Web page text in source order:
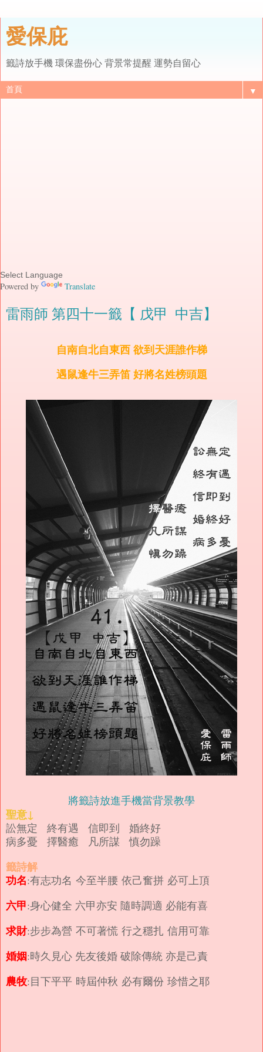
愛保庇
籤詩放手機 環保盡份心 背景常提醒 運勢自留心
▼
Powered by Translate
雷雨師 第四十一籤【 戊甲 中吉】
自南自北自東西 欲到天涯誰作梯
遇鼠逢牛三弄笛 好將名姓榜頭題
將籤詩放進手機當背景教學
聖意↓
訟無定 終有遇 信即到 婚終好
病多憂 擇醫癒 凡所謀 慎勿躁
籤詩解
功名:有志功名 今至半腰 依己奮拼 必可上頂
六甲:身心健全 六甲亦安 隨時調適 必能有喜
求財:步步為營 不可著慌 行之穩扎 信用可靠
婚姻:時久見心 先友後婚 破除傳統 亦是己責
農牧:目下平平 時屆仲秋 必有爾份 珍惜之耶